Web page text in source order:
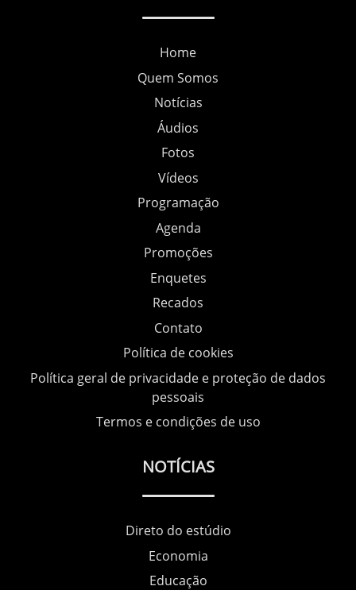
Home
Quem Somos
Notícias
Áudios
Fotos
Vídeos
Programação
Agenda
Promoções
Enquetes
Recados
Contato
Política de cookies
Política geral de privacidade e proteção de dados
pessoais
Termos e condições de uso
NOTÍCIAS
Direto do estúdio
Economia
Educação